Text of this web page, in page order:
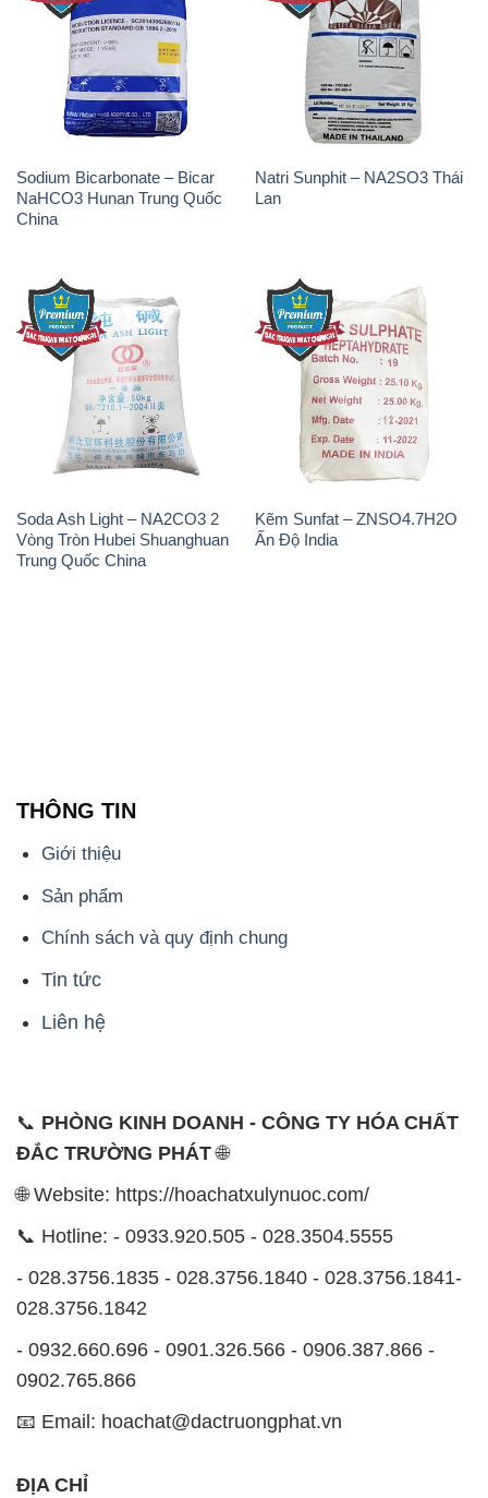
Sodium Bicarbonate – Bicar
NaHCO3 Hunan Trung Quốc
China
Natri Sunphit – NA2SO3 Thái
Lan
Soda Ash Light – NA2CO3 2
Vòng Tròn Hubei Shuanghuan
Trung Quốc China
Kẽm Sunfat – ZNSO4.7H2O
Ấn Độ India
THÔNG TIN
Giới thiệu
Sản phẩm
Chính sách và quy định chung
Tin tức
Liên hệ
📞 PHÒNG KINH DOANH - CÔNG TY HÓA CHẤT
ĐẮC TRƯỜNG PHÁT🌐
🌐 Website: https://hoachatxulynuoc.com/
📞 Hotline: - 0933.920.505 - 028.3504.5555
- 028.3756.1835 - 028.3756.1840 - 028.3756.1841-
028.3756.1842
- 0932.660.696 - 0901.326.566 - 0906.387.866 -
0902.765.866
📧 Email: hoachat@dactruongphat.vn
ĐỊA CHỈ